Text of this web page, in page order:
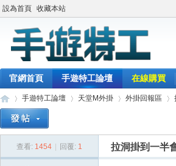
設為首頁 收藏本站
官網首頁 手遊特工論壇 在線購買
手遊特工論壇
›
天堂M外掛
›
外掛回報區
›
查看: 1454 回覆: 1 拉洞掛到一半